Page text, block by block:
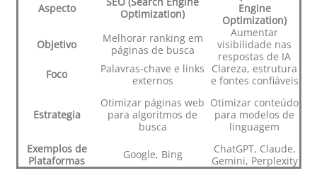
Aspecto
Optimization)
Engine
Optimization)
Objetivo
Melhorar ranking em
páginas de busca
Aumentar
visibilidade nas
respostas de IA
Foco
Palavras-chave e links
externos
Clareza, estrutura
e fontes confiáveis
Estrategia
Otimizar páginas web
para algoritmos de
busca
Otimizar conteúdo
para modelos de
linguagem
Exemplos de
Plataformas
Google, Bing
ChatGPT, Claude,
Gemini, Perplexity